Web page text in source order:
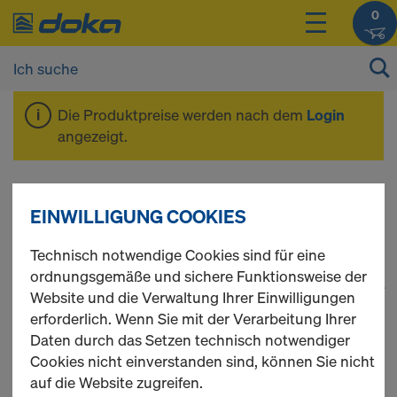
0
Die Produktpreise werden nach dem Login
angezeigt.
Deckenschalung
165 Produkte gefunden 1
Meist gesucht
Doka-Träger I tec 20
EINWILLIGUNG COOKIES
Technisch notwendige Cookies sind für eine
ordnungsgemäße und sichere Funktionsweise der
Website und die Verwaltung Ihrer Einwilligungen
erforderlich. Wenn Sie mit der Verarbeitung Ihrer
Daten durch das Setzen technisch notwendiger
Cookies nicht einverstanden sind, können Sie nicht
auf die Website zugreifen.